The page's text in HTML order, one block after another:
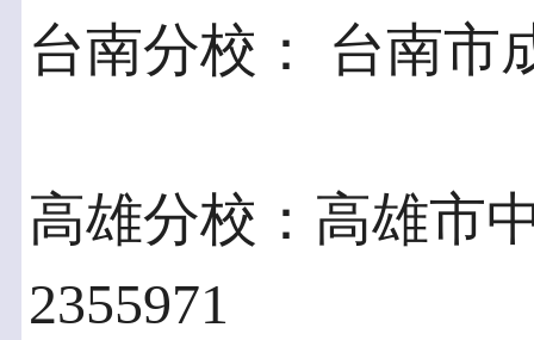
台南分校： 台南市
高雄分校：高雄市
2355971